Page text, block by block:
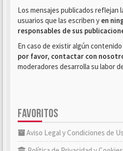
Los mensajes publicados reflejan
usuarios que las escriben y en
responsables de sus
En caso de existir algún
por favor, contactar con
moderadores desarrolla su labor
FAVORITOS
Aviso Legal y Condiciones de